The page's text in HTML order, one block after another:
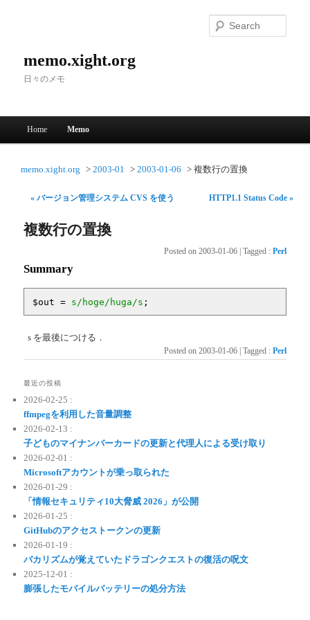
memo.xight.org
日々のメモ
Skip to primary content
Skip to secondary content
Home Memo
memo.xight.org 2003-01 2003-01-06 複数行の置換
« バージョン管理システム CVS を使う HTTP1.1 Status Code »
複数行の置換
Posted on 2003-01-06 Tagged : Perl
Summary
$out = s/hoge/huga/s ;
s を最後につける．
Posted on 2003-01-06 Tagged : Perl
最近の投稿
2026-02-25 :
ffmpegを利用した音量調整
2026-02-13 :
子どものマイナンバーカードの更新と代理人による受け取り
2026-02-01 :
Microsoftアカウントが乗っ取られた
2026-01-29 :
「情報セキュリティ10大脅威 2026」が公開
2026-01-25 :
GitHubのアクセストークンの更新
2026-01-19 :
バカリズムが覚えていたドラゴンクエストの復活の呪文
2025-12-01 :
膨張したモバイルバッテリーの処分方法